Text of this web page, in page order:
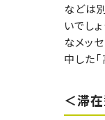
などは
いでし
なメッ
中した
＜滞